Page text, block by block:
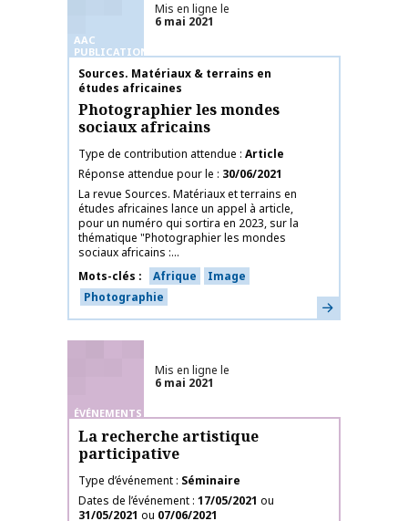
AAC
PUBLICATIONS
Mis en ligne le
6 mai 2021
Nom de la publication
Sources. Matériaux & terrains en
études africaines
Photographier les mondes
sociaux africains
Type de contribution attendue Article
Réponse attendue pour le
30/06/2021
La revue Sources. Matériaux et terrains en
études africaines lance un appel à article,
pour un numéro qui sortira en 2023, sur la
thématique "Photographier les mondes
sociaux africains :...
Mots-clés
Afrique
Image
Photographie
En savoir plus
ÉVÉNEMENTS
Mis en ligne le
6 mai 2021
La recherche artistique
participative
Type d’événement Séminaire
Dates de l’événement 17/05/2021 ou
31/05/2021 ou 07/06/2021